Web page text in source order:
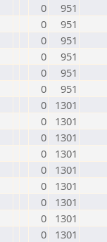
0
951
0
951
0
951
0
951
0
951
0
951
0
1301
0
1301
0
1301
0
1301
0
1301
0
1301
0
1301
0
1301
0 1301